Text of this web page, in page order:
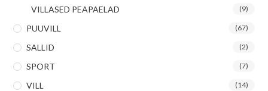
VILLASED PEAPAELAD (9)
PUUVILL (67)
SALLID (2)
SPORT (7)
VILL (14)